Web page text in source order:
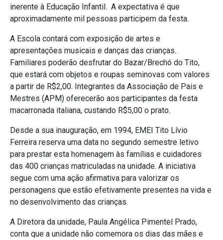
inerente à Educação Infantil. A expectativa é que
aproximadamente mil pessoas participem da festa.
A Escola contará com exposição de artes e
apresentações musicais e danças das crianças.
Familiares poderão desfrutar do Bazar/Brechó do Tito,
que estará com objetos e roupas seminovas com valores
a partir de R$2,00. Integrantes da Associação de Pais e
Mestres (APM) oferecerão aos participantes da festa
macarronada italiana, custando R$5,00 o prato.
Desde a sua inauguração, em 1994, EMEI Tito Lívio
Ferreira reserva uma data no segundo semestre letivo
para prestar esta homenagem às famílias e cuidadores
das 400 crianças matriculadas na unidade. A iniciativa
segue com uma ação afirmativa para valorizar os
personagens que estão efetivamente presentes na vida e
no desenvolvimento das crianças.
A Diretora da unidade, Paula Angélica Pimentel Prado,
conta que a unidade não comemora os dias das mães e